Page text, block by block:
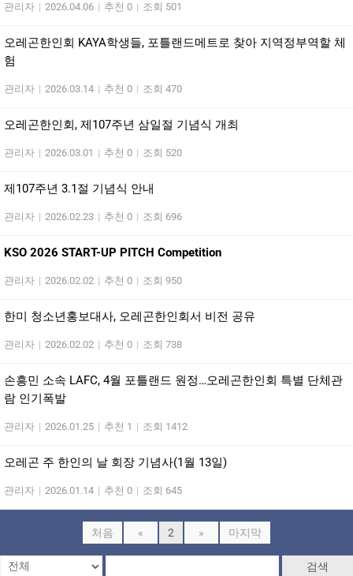
관리자 | 2026.04.06 | 추천 0 | 조회 501
오레곤한인회 KAYA학생들, 포틀랜드메트로 찾아 지역정부역할 체
험
관리자 | 2026.03.14 | 추천 0 | 조회 470
오레곤한인회, 제107주년 삼일절 기념식 개최
관리자 | 2026.03.01 | 추천 0 | 조회 520
제107주년 3.1절 기념식 안내
관리자 | 2026.02.23 | 추천 0 | 조회 696
KSO 2026 START-UP PITCH Competition
관리자 | 2026.02.02 | 추천 0 | 조회 950
한미 청소년홍보대사, 오레곤한인회서 비전 공유
관리자 | 2026.02.02 | 추천 0 | 조회 738
손흥민 소속 LAFC, 4월 포틀랜드 원정…오레곤한인회 특별 단체관
람 인기폭발
관리자 | 2026.01.25 | 추천 1 | 조회 1412
오레곤 주 한인의 날 회장 기념사(1월 13일)
관리자 | 2026.01.14 | 추천 0 | 조회 645
처음 « 2 » 마지막
검색